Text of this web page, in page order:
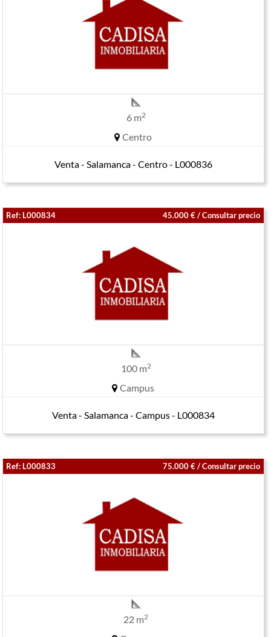
6 m2
Centro
Venta - Salamanca - Centro - L000836
Ref: L000834 45.000 € / Consultar precio
100 m2
Campus
Venta - Salamanca - Campus - L000834
Ref: L000833 75.000 € / Consultar precio
22 m2